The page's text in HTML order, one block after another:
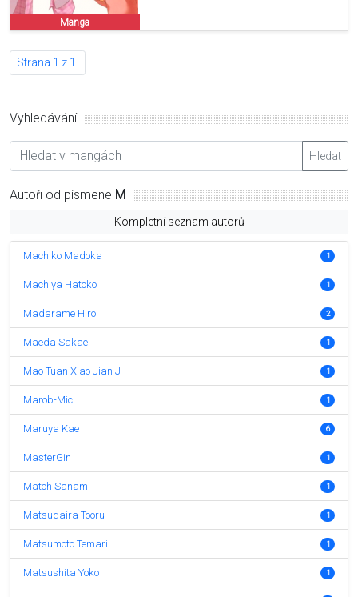
Manga
Strana 1 z 1.
Vyhledávání
Hledat
Autoři od písmene M
Kompletní seznam autorů
Machiko Madoka 1
Machiya Hatoko 1
Madarame Hiro 2
Maeda Sakae 1
Mao Tuan Xiao Jian J 1
Marob-Mic 1
Maruya Kae 6
MasterGin 1
Matoh Sanami 1
Matsudaira Tooru 1
Matsumoto Temari 1
Matsushita Yoko 1